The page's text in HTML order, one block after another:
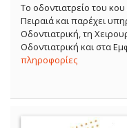
Το οδοντιατρείο του
Πειραιά και παρέχει
Οδοντιατρική, τη
Οδοντιατρική και στα
πληροφορίες